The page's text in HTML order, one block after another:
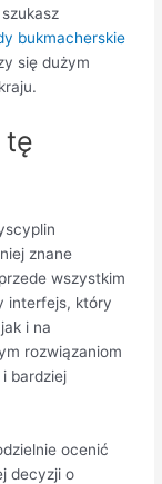
bukmacherskie
się dużym
tę
znane
wszystkim
interfejs, który
i na
rozwiązaniom
bardziej
ocenić
decyzji o